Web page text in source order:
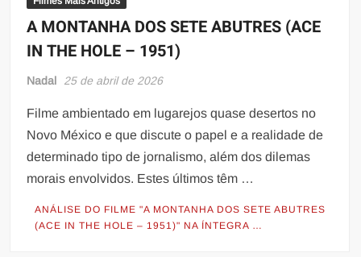
A MONTANHA DOS SETE ABUTRES (ACE
IN THE HOLE – 1951)
Nadal 25 de abril de 2026
Filme ambientado em lugarejos quase desertos no
Novo México e que discute o papel e a realidade de
determinado tipo de jornalismo, além dos dilemas
morais envolvidos. Estes últimos têm …
ANÁLISE DO FILME "A MONTANHA DOS SETE ABUTRES
(ACE IN THE HOLE – 1951)" NA ÍNTEGRA …